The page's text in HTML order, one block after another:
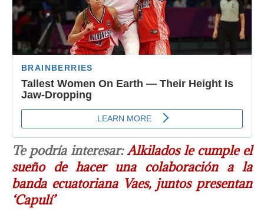
Te podría interesar:Alkilados le cumple el
sueño de hacer una colaboración a la
banda ecuatoriana Vaes, juntos presentan
‘Capulí’